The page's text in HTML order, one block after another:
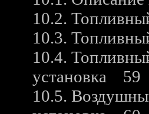
10.2.
10.3.
10.4.
установка 59
10.5.